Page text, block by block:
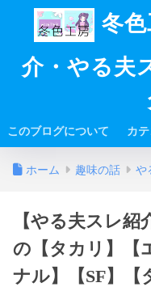
冬
介・やる夫
このブログについて カ
ホーム 趣味の話 や
【やる夫スレ紹
の【タカリ】【
ナル】【SF】【